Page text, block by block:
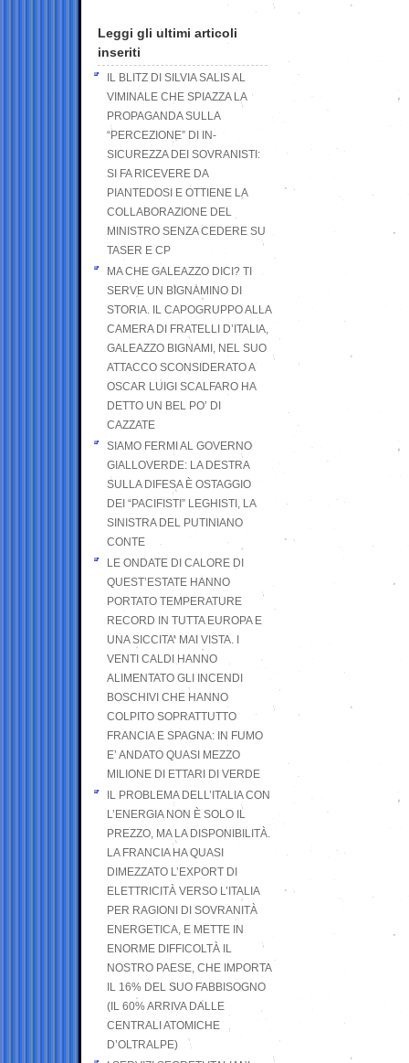
Leggi gli ultimi articoli
inseriti
IL BLITZ DI SILVIA SALIS AL
VIMINALE CHE SPIAZZA LA
PROPAGANDA SULLA
“PERCEZIONE” DI IN-
SICUREZZA DEI SOVRANISTI:
SI FA RICEVERE DA
PIANTEDOSI E OTTIENE LA
COLLABORAZIONE DEL
MINISTRO SENZA CEDERE SU
TASER E CP
MA CHE GALEAZZO DICI? TI
SERVE UN BIGNAMINO DI
STORIA. IL CAPOGRUPPO ALLA
CAMERA DI FRATELLI D’ITALIA,
GALEAZZO BIGNAMI, NEL SUO
ATTACCO SCONSIDERATO A
OSCAR LUIGI SCALFARO HA
DETTO UN BEL PO’ DI
CAZZATE
SIAMO FERMI AL GOVERNO
GIALLOVERDE: LA DESTRA
SULLA DIFESA È OSTAGGIO
DEI “PACIFISTI” LEGHISTI, LA
SINISTRA DEL PUTINIANO
CONTE
LE ONDATE DI CALORE DI
QUEST’ESTATE HANNO
PORTATO TEMPERATURE
RECORD IN TUTTA EUROPA E
UNA SICCITA’ MAI VISTA. I
VENTI CALDI HANNO
ALIMENTATO GLI INCENDI
BOSCHIVI CHE HANNO
COLPITO SOPRATTUTTO
FRANCIA E SPAGNA: IN FUMO
E’ ANDATO QUASI MEZZO
MILIONE DI ETTARI DI VERDE
IL PROBLEMA DELL’ITALIA CON
L’ENERGIA NON È SOLO IL
PREZZO, MA LA DISPONIBILITÀ.
LA FRANCIA HA QUASI
DIMEZZATO L’EXPORT DI
ELETTRICITÀ VERSO L’ITALIA
PER RAGIONI DI SOVRANITÀ
ENERGETICA, E METTE IN
ENORME DIFFICOLTÀ IL
NOSTRO PAESE, CHE IMPORTA
IL 16% DEL SUO FABBISOGNO
(IL 60% ARRIVA DALLE
CENTRALI ATOMICHE
D’OLTRALPE)